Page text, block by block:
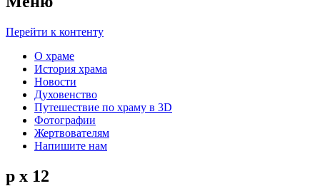
Перейти к контенту
О храме
История храма
Новости
Духовенство
Путешествие по храму в 3D
Фотографии
Жертвователям
Напишите нам
р х 12